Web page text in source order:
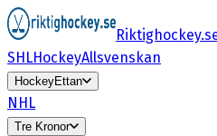
SHLHockeyAllsvenskan
HockeyEttan
NHL
Tre Kronor